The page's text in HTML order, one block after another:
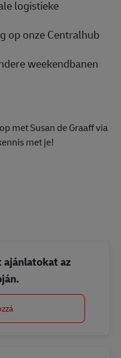
logistieke
op onze Centralhub
weekendbanen
met Susan de Graaff via
met je!
az